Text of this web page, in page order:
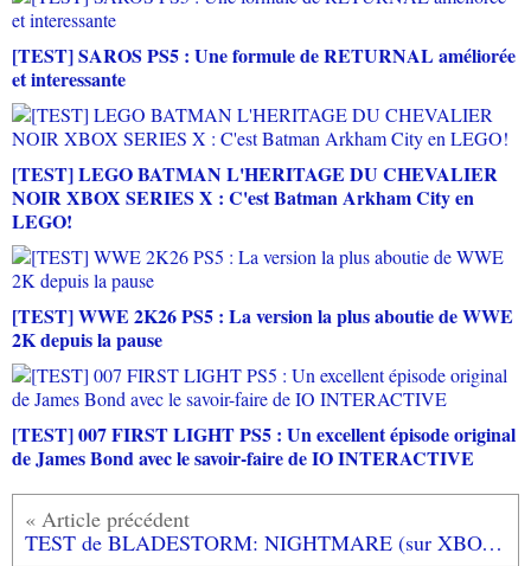
[TEST] SAROS PS5 : Une formule de RETURNAL améliorée
et interessante
[TEST] LEGO BATMAN L'HERITAGE DU CHEVALIER
NOIR XBOX SERIES X : C'est Batman Arkham City en
LEGO!
[TEST] WWE 2K26 PS5 : La version la plus aboutie de WWE
2K depuis la pause
[TEST] 007 FIRST LIGHT PS5 : Un excellent épisode original
de James Bond avec le savoir-faire de IO INTERACTIVE
TEST de BLADESTORM: NIGHTMARE (sur XBOX ONE): la Guerre de Cent Ans façon Musou!